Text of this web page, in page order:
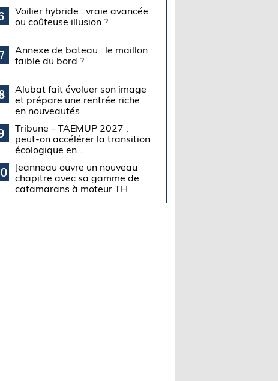
Voilier hybride : vraie avancée
ou coûteuse illusion ?
Annexe de bateau : le maillon
faible du bord ?
Alubat fait évoluer son image
et prépare une rentrée riche
en nouveautés
Tribune - TAEMUP 2027 :
peut-on accélérer la transition
écologique en...
Jeanneau ouvre un nouveau
chapitre avec sa gamme de
catamarans à moteur TH